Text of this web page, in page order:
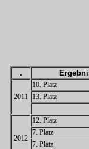
.
2011
10. Platz
13. Platz
2012
12. Platz
7. Platz
7. Platz